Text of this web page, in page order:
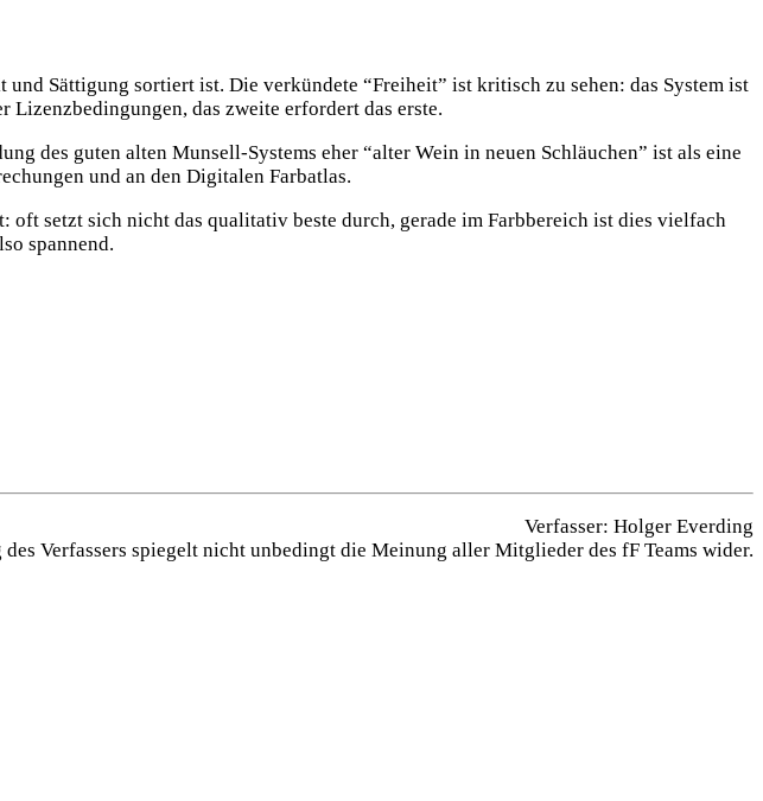
Sättigung sortiert ist. Die verkündete “Freiheit” ist kritisch zu sehen: das System ist
das zweite erfordert das erste.
des guten alten Munsell-Systems eher “alter Wein in neuen Schläuchen” ist als eine
und an den Digitalen Farbatlas.
setzt sich nicht das qualitativ beste durch, gerade im Farbbereich ist dies vielfach
spannend.
Verfasser: Holger Everding
Verfassers spiegelt nicht unbedingt die Meinung aller Mitglieder des fF Teams wider.